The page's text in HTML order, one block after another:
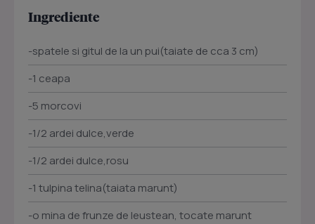
Ingrediente
-spatele si gitul de la un pui(taiate de cca 3 cm)
-1 ceapa
-5 morcovi
-1/2 ardei dulce,verde
-1/2 ardei dulce,rosu
-1 tulpina telina(taiata marunt)
-o mina de frunze de leustean, tocate marunt